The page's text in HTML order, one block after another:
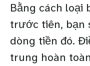
Bằng cách loại
trước tiên, bạn
dòng tiền đó.
trung hoàn